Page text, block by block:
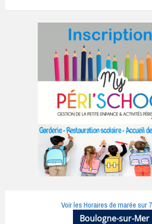
Voir les Horaires de marée sur